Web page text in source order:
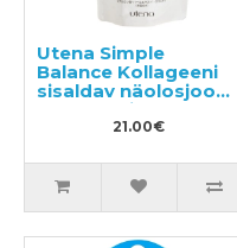
Utena Simple
Balance Kollageeni
sisaldav näolosjoon-
kreem, täide 200ml
21.00€